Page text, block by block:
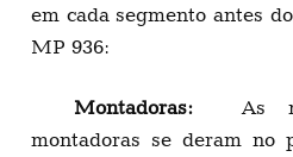
em cada segmento antes
MP 936:
Montadoras: As
montadoras se deram no